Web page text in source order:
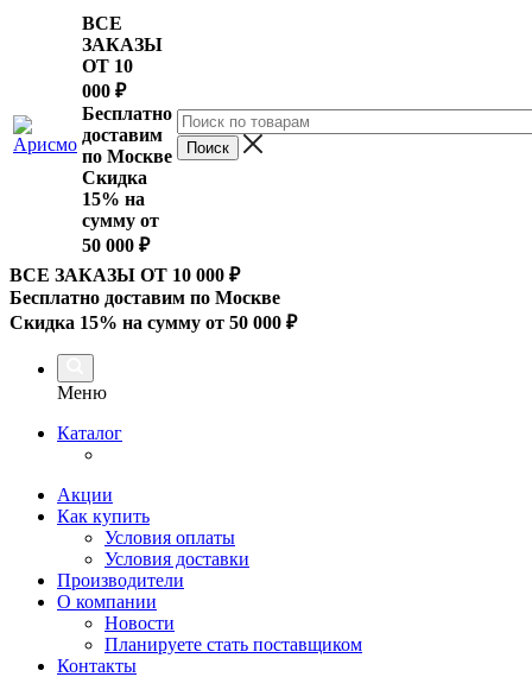
ВСЕ
ЗАКАЗЫ
ОТ 10
000 ₽
Бесплатно
доставим
по Москве
Скидка
15% на
сумму от
50 000 ₽
ВСЕ ЗАКАЗЫ ОТ 10 000 ₽
Бесплатно доставим по Москве
Скидка 15% на сумму от 50 000 ₽
Меню
Каталог
Акции
Как купить
Условия оплаты
Условия доставки
Производители
О компании
Новости
Планируете стать поставщиком
Контакты